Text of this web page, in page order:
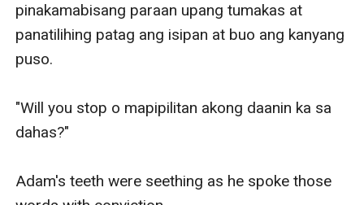
pinakamabisang paraan upang tumakas at
panatilihing patag ang isipan at buo ang kanyang
puso.
"Will you stop o mapipilitan akong daanin ka sa
dahas?"
Adam's teeth were seething as he spoke those